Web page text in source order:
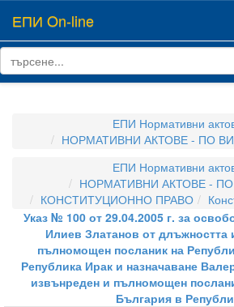
ЕПИ On-line
ЕПИ Нормативни
НОРМАТИВНИ АКТОВЕ - ПО
ЕПИ Нормативни
НОРМАТИВНИ АКТОВЕ -
КОНСТИТУЦИОННО ПРАВО
Указ № 100 от 29.04.2005 г. за
Илиев Златанов от длъжността
пълномощен посланик на
Република Ирак и назначаване
извънреден и пълномощен
България в